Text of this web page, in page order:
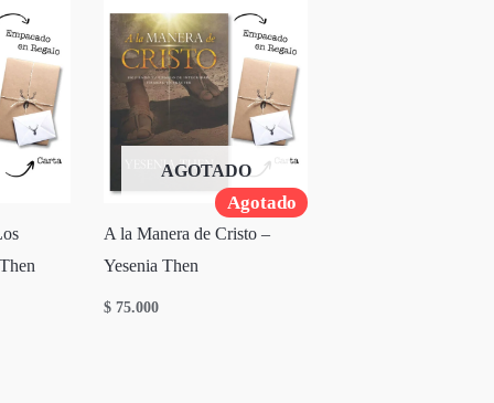
Agotado
AGOTADO
A la Manera de Cristo –
Yesenia Then
$ 75.000